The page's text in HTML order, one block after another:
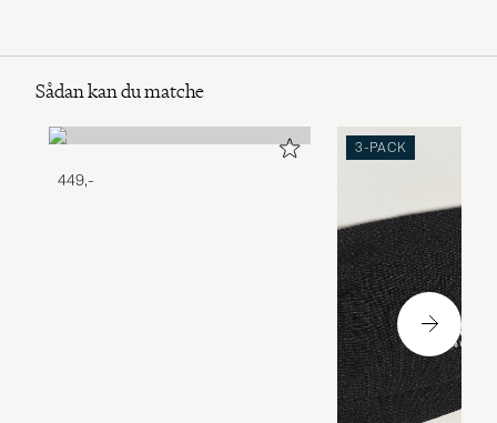
Sådan kan du matche
449,-
3-PACK